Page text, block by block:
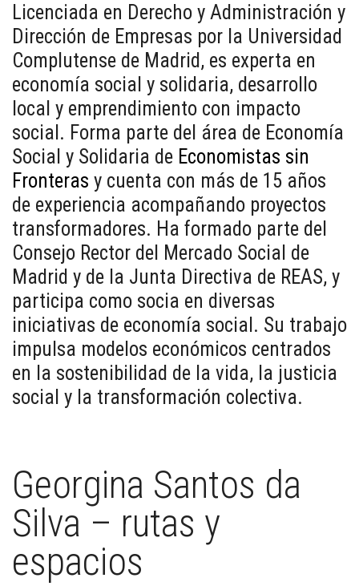
Licenciada en Derecho y Administración y
Dirección de Empresas por la Universidad
Complutense de Madrid, es experta en
economía social y solidaria, desarrollo
local y emprendimiento con impacto
social. Forma parte del área de Economía
Social y Solidaria de Economistas sin
Fronteras y cuenta con más de 15 años
de experiencia acompañando proyectos
transformadores. Ha formado parte del
Consejo Rector del Mercado Social de
Madrid y de la Junta Directiva de REAS, y
participa como socia en diversas
iniciativas de economía social. Su trabajo
impulsa modelos económicos centrados
en la sostenibilidad de la vida, la justicia
social y la transformación colectiva.
Georgina Santos da
Silva – rutas y
espacios